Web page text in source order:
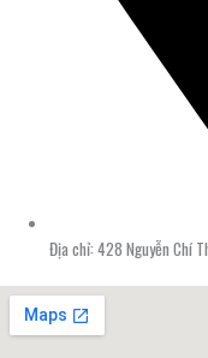
Địa chỉ: 428 Nguyễn Chí